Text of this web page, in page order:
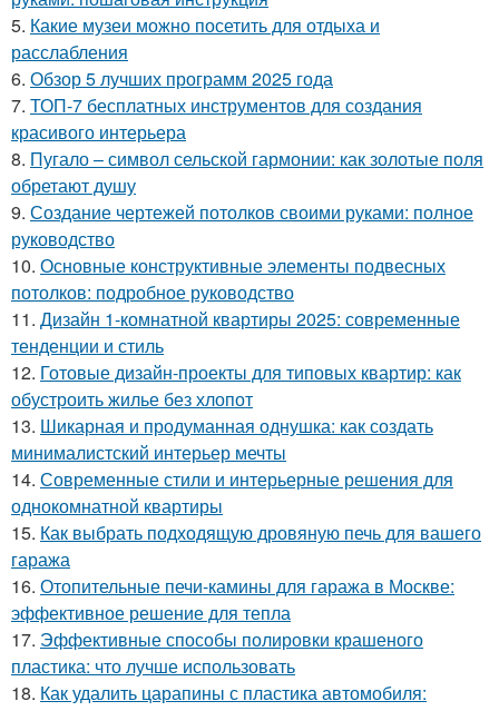
5. Какие музеи можно посетить для отдыха и
расслабления
6. Обзор 5 лучших программ 2025 года
7. ТОП-7 бесплатных инструментов для создания
красивого интерьера
8. Пугало – символ сельской гармонии: как золотые поля
обретают душу
9. Создание чертежей потолков своими руками: полное
руководство
10. Основные конструктивные элементы подвесных
потолков: подробное руководство
11. Дизайн 1-комнатной квартиры 2025: современные
тенденции и стиль
12. Готовые дизайн-проекты для типовых квартир: как
обустроить жилье без хлопот
13. Шикарная и продуманная однушка: как создать
минималистский интерьер мечты
14. Современные стили и интерьерные решения для
однокомнатной квартиры
15. Как выбрать подходящую дровяную печь для вашего
гаража
16. Отопительные печи-камины для гаража в Москве:
эффективное решение для тепла
17. Эффективные способы полировки крашеного
пластика: что лучше использовать
18. Как удалить царапины с пластика автомобиля: